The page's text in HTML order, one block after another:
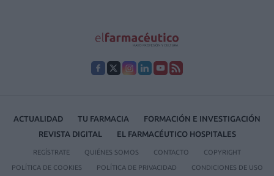
ACTUALIDAD TU FARMACIA
FORMACIÓN E INVESTIGACIÓN
REVISTA DIGITAL
EL FARMACÉUTICO HOSPITALES
REGÍSTRATE QUIÉNES SOMOS CONTACTO COPYRIGHT
POLÍTICA DE COOKIES POLÍTICA DE PRIVACIDAD CONDICIONES DE USO